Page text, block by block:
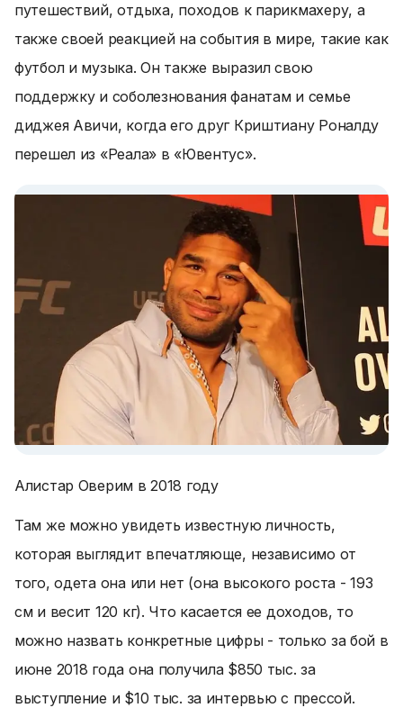
путешествий, отдыха, походов к парикмахеру, а
также своей реакцией на события в мире, такие как
футбол и музыка. Он также выразил свою
поддержку и соболезнования фанатам и семье
диджея Авичи, когда его друг Криштиану Роналду
перешел из «Реала» в «Ювентус».
Алистар Оверим в 2018 году
Там же можно увидеть известную личность,
которая выглядит впечатляюще, независимо от
того, одета она или нет (она высокого роста - 193
см и весит 120 кг). Что касается ее доходов, то
можно назвать конкретные цифры - только за бой в
июне 2018 года она получила $850 тыс. за
выступление и $10 тыс. за интервью с прессой.